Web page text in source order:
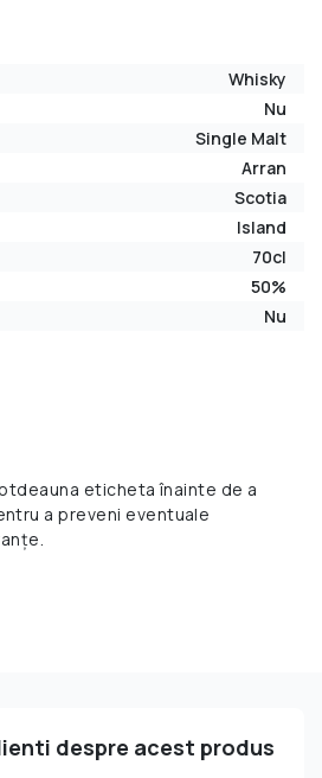
Whisky
Nu
Single Malt
Arran
Scotia
Island
70cl
50%
Nu
eticheta înainte de a
a preveni eventuale
despre acest produs